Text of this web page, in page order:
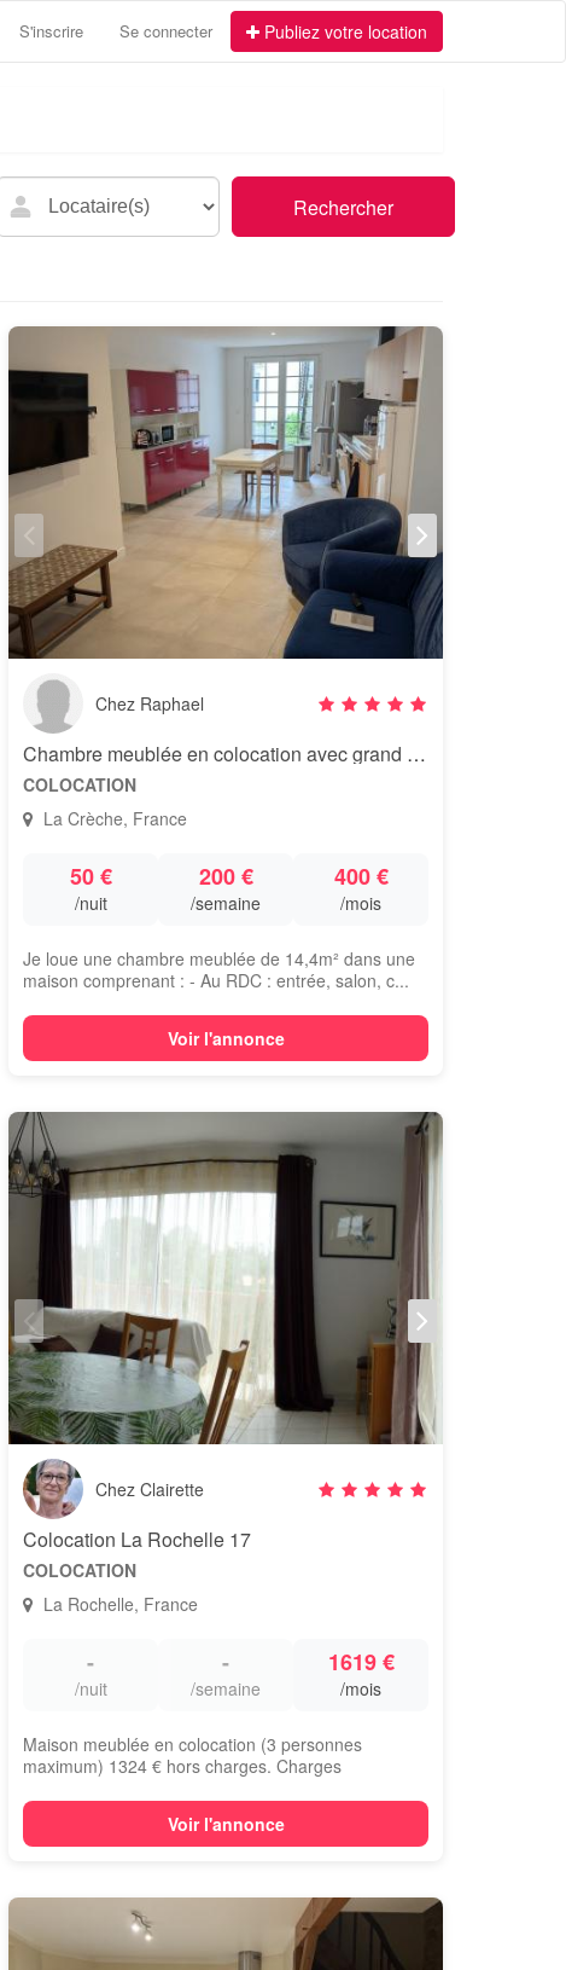
S'inscrire Se connecter Publiez votre location
Rechercher
Chez Raphael
Chambre meublée en colocation avec grand séjour, La Crèche Centre
COLOCATION
La Crèche, France
50 €
/nuit
200 €
/semaine
400 €
/mois
Je loue une chambre meublée de 14,4m² dans une
maison comprenant : - Au RDC : entrée, salon, c...
Voir l'annonce
Chez Clairette
Colocation La Rochelle 17
COLOCATION
La Rochelle, France
-
/nuit
-
/semaine
1619 €
/mois
Maison meublée en colocation (3 personnes
maximum) 1324 € hors charges. Charges
Voir l'annonce